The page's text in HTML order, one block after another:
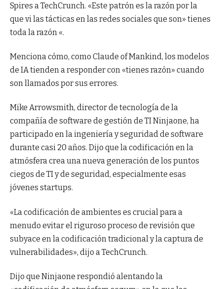
Spires a TechCrunch. «Este patrón es la razón por la
que vi las tácticas en las redes sociales que son» tienes
toda la razón «.
Menciona cómo, como Claude of Mankind, los modelos
de IA tienden a responder con «tienes razón» cuando
son llamados por sus errores.
Mike Arrowsmith, director de tecnología de la
compañía de software de gestión de TI Ninjaone, ha
participado en la ingeniería y seguridad de software
durante casi 20 años. Dijo que la codificación en la
atmósfera crea una nueva generación de los puntos
ciegos de TI y de seguridad, especialmente esas
jóvenes startups.
«La codificación de ambientes es crucial para a
menudo evitar el riguroso proceso de revisión que
subyace en la codificación tradicional y la captura de
vulnerabilidades», dijo a TechCrunch.
Dijo que Ninjaone respondió alentando la